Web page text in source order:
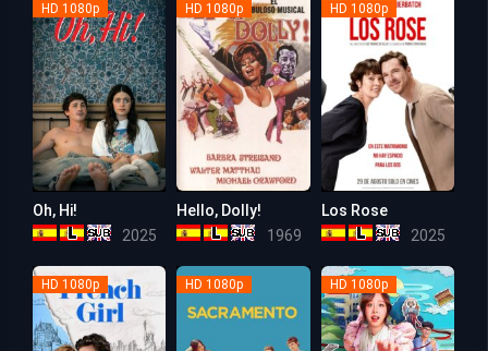
HD 1080p
Oh, Hi!
2025
HD 1080p
Hello, Dolly!
1969
HD 1080p
Los Rose
2025
HD 1080p HD 1080p HD 1080p